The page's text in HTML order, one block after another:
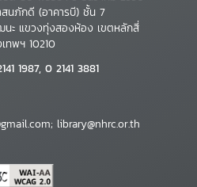
สนภักดี (อาคารบี) ชั้น 7
ะ แขวงทุ่งสองห้อง เขตหลักสี่
ทพฯ 10210
1987, 0 2141 3881
library@nhrc.or.th